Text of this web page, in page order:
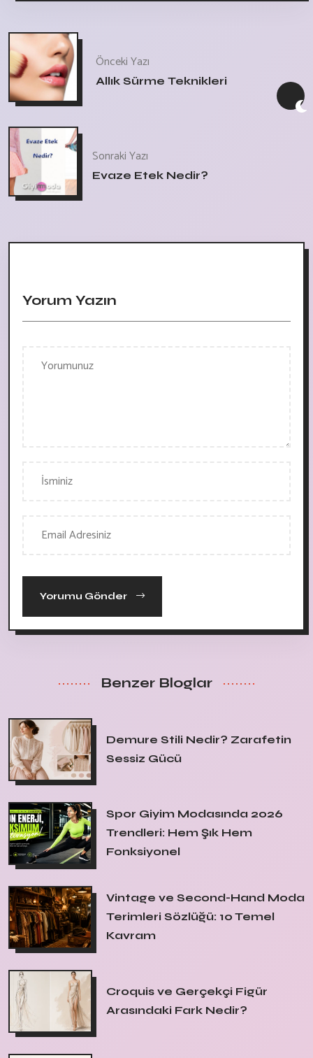
Önceki Yazı
Allık Sürme Teknikleri
Sonraki Yazı
Evaze Etek Nedir?
Yorum Yazın
Yorumu Gönder
Benzer Bloglar
Demure Stili Nedir? Zarafetin
Sessiz Gücü
Spor Giyim Modasında 2026
Trendleri: Hem Şık Hem
Fonksiyonel
Vintage ve Second-Hand Moda
Terimleri Sözlüğü: 10 Temel
Kavram
Croquis ve Gerçekçi Figür
Arasındaki Fark Nedir?